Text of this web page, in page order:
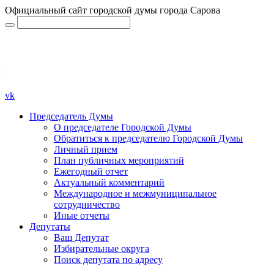
Официальный сайт городской думы города Сарова
vk
Председатель Думы
О председателе Городской Думы
Обратиться к председателю Городской Думы
Личный прием
План публичных мероприятий
Ежегодный отчет
Актуальный комментарий
Международное и межмуниципальное
сотрудничество
Иные отчеты
Депутаты
Ваш Депутат
Избирательные округа
Поиск депутата по адресу